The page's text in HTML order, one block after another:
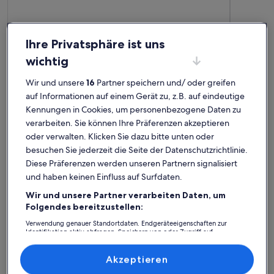
Weitere Infos zu Lovely apartment on 2 levels of 125 sqm.
Lovely apartment on 2 levels of 125
sqm. in a nature area. Walking
distance to S-trains and buses
Platz für 6 Gäste · 2 Schlafzimmer · 1 Badezimmer
10 von 10
Außergewöhnlich
außergewöhnlich
2 externe Bewertungen
Weitere
Live
Platz für
Farum See: Ferienunterkünfte
mit Top-Bewertung
Weitere Infos zu Klassische Architektur mit einem
Ihre Privatsphäre ist uns
wichtig
Wir und unsere16 Partner speichern und/ oder greifen
auf Informationen auf einem Gerät zu, z.B. auf eindeutige
Kennungen in Cookies, um personenbezogene Daten zu
verarbeiten. Sie können Ihre Präferenzen akzeptieren
oder verwalten. Klicken Sie dazu bitte unten oder
besuchen Sie jederzeit die Seite der Datenschutzrichtlinie.
Diese Präferenzen werden unseren Partnern signalisiert
und haben keinen Einfluss auf Surfdaten.
Wir und unsere Partner verarbeiten Daten, um
Folgendes bereitzustellen:
Verwendung genauer Standortdaten. Endgeräteeigenschaften zur
Identifikation aktiv abfragen. Speichern von oder Zugriff auf
Inhalte, Messung von Werbeleistung und der Performance von Inhalten,
Zielgruppenforschung sowie Entwicklung und Verbesserung von
Akzeptieren